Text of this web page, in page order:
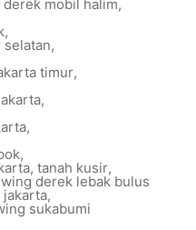
derek mobil halim,
,
,
timur,
,
,
,
, tanah kusir,
derek lebak bulus
,
sukabumi